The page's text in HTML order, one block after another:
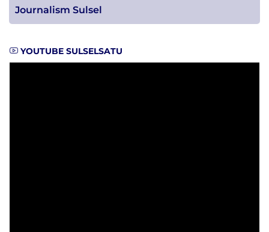
Journalism Sulsel
YOUTUBE SULSELSATU